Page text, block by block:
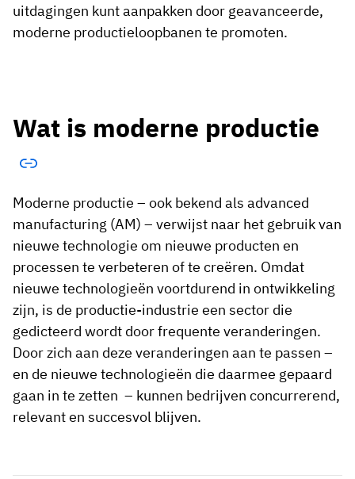
uitdagingen kunt aanpakken door geavanceerde,
moderne productieloopbanen te promoten.
Wat is moderne productie
Moderne productie – ook bekend als advanced
manufacturing (AM) – verwijst naar het gebruik van
nieuwe technologie om nieuwe producten en
processen te verbeteren of te creëren. Omdat
nieuwe technologieën voortdurend in ontwikkeling
zijn, is de productie-industrie een sector die
gedicteerd wordt door frequente veranderingen.
Door zich aan deze veranderingen aan te passen –
en de nieuwe technologieën die daarmee gepaard
gaan in te zetten – kunnen bedrijven concurrerend,
relevant en succesvol blijven.